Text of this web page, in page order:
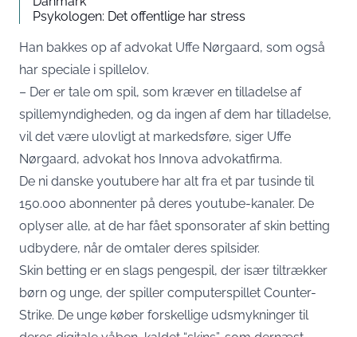
Psykologen: Det offentlige har stress
Han bakkes op af advokat Uffe Nørgaard, som også
har speciale i spillelov.
– Der er tale om spil, som kræver en tilladelse af
spillemyndigheden, og da ingen af dem har tilladelse,
vil det være ulovligt at markedsføre, siger Uffe
Nørgaard, advokat hos Innova advokatfirma.
De ni danske youtubere har alt fra et par tusinde til
150.000 abonnenter på deres youtube-kanaler. De
oplyser alle, at de har fået sponsorater af skin betting
udbydere, når de omtaler deres spilsider.
Skin betting er en slags pengespil, der især tiltrækker
børn og unge, der spiller computerspillet Counter-
Strike. De unge køber forskellige udsmykninger til